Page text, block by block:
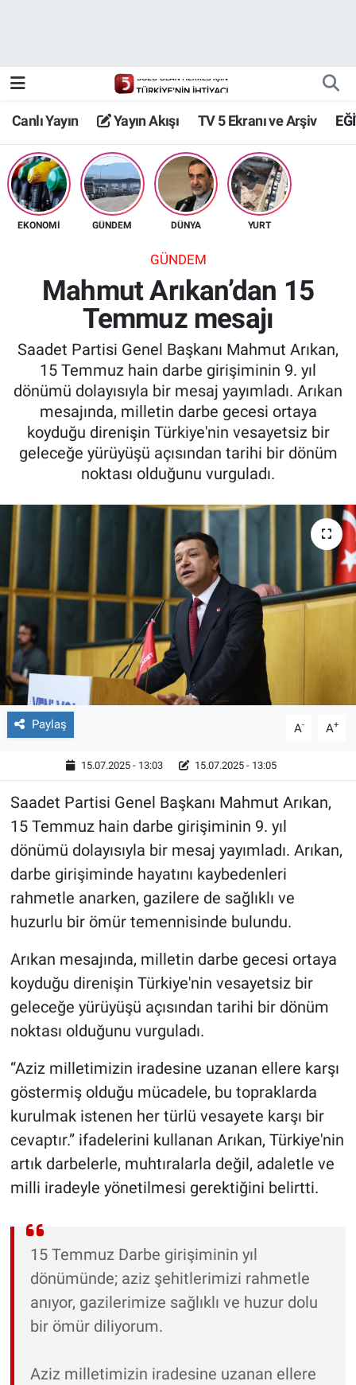
Canlı Yayın Yayın Akışı TV 5 Ekranı ve Arşiv
EKONOMİ GÜNDEM DÜNYA YURT
GÜNDEM
Mahmut Arıkan’dan 15
Temmuz mesajı
Saadet Partisi Genel Başkanı Mahmut Arıkan,
15 Temmuz hain darbe girişiminin 9. yıl
dönümü dolayısıyla bir mesaj yayımladı. Arıkan
mesajında, milletin darbe gecesi ortaya
koyduğu direnişin Türkiye'nin vesayetsiz bir
geleceğe yürüyüşü açısından tarihi bir dönüm
noktası olduğunu vurguladı.
Paylaş A- A+
15.07.2025 - 13:03 15.07.2025 - 13:05
Saadet Partisi Genel Başkanı Mahmut Arıkan,
15 Temmuz hain darbe girişiminin 9. yıl
dönümü dolayısıyla bir mesaj yayımladı. Arıkan,
darbe girişiminde hayatını kaybedenleri
rahmetle anarken, gazilere de sağlıklı ve
huzurlu bir ömür temennisinde bulundu.
Arıkan mesajında, milletin darbe gecesi ortaya
koyduğu direnişin Türkiye'nin vesayetsiz bir
geleceğe yürüyüşü açısından tarihi bir dönüm
noktası olduğunu vurguladı.
“Aziz milletimizin iradesine uzanan ellere karşı
göstermiş olduğu mücadele, bu topraklarda
kurulmak istenen her türlü vesayete karşı bir
cevaptır.” ifadelerini kullanan Arıkan, Türkiye'nin
artık darbelerle, muhtıralarla değil, adaletle ve
milli iradeyle yönetilmesi gerektiğini belirtti.
15 Temmuz Darbe girişiminin yıl
dönümünde; aziz şehitlerimizi rahmetle
anıyor, gazilerimize sağlıklı ve huzur dolu
bir ömür diliyorum.
Aziz milletimizin iradesine uzanan ellere
TV 5 Ekranı ve Arşiv